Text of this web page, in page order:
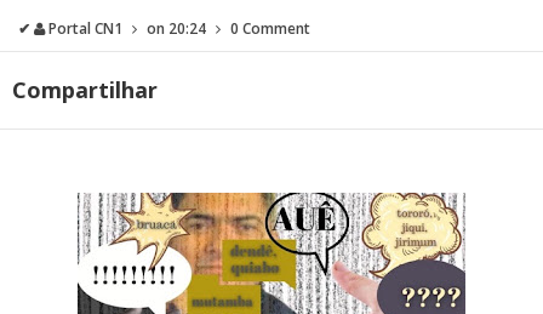
✔ Portal CN1 on 20:24 0 Comment
Compartilhar